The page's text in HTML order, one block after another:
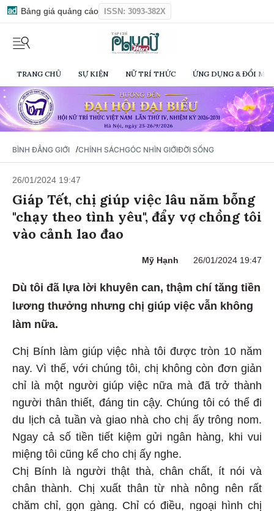
Bảng giá quảng cáo ISSN: 3093-382X
TRANG CHỦ SỰ KIỆN NỮ TRÍ THỨC ỨNG DỤNG & ĐỔI
BÌNH ĐẲNG GIỚI /CHÍNH SÁCHGÓC NHÌN GIỚIĐỜI SỐNG
26/01/2024 19:47
Giáp Tết, chị giúp việc lâu năm bỗng
"chạy theo tình yêu", đẩy vợ chồng tôi
vào cảnh lao đao
Mỹ Hạnh 26/01/2024 19:47
Dù tôi đã lựa lời khuyên can, thậm chí tăng tiền
lương thưởng nhưng chị giúp việc vẫn không
làm nữa.
Chị Bính làm giúp việc nhà tôi được tròn 10 năm
nay. Vì thế, với chúng tôi, chị không còn đơn giản
chỉ là một người giúp việc nữa mà đã trở thành
người thân thiết, đáng tin cậy. Chúng tôi có thể đi
du lịch cả tuần và giao nhà cho chị ấy trông nom.
Ngay cả số tiền tiết kiệm gửi ngân hàng, khi vui
miệng tôi cũng kể cho chị ấy nghe.
Chị Bính là người thật thà, chân chất, ít nói và
chân thành. Chị xuất thân từ nhà nông nên rất
chăm chỉ, gọn gàng. Chỉ có điều, ngoại hình chị